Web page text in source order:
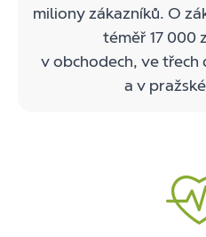
miliony zákazníků. O
téměř 17 000
v obchodech, ve třech
a v